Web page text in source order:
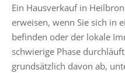
Ein Hausverkauf in
erweisen, wenn Sie sich in
befinden oder der lokale
schwierige Phase
grundsätzlich davon ab,